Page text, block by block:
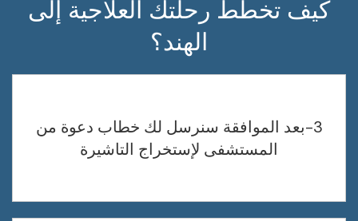
كيف تخطط رحلتك العلاجية إلى
الهند؟
3-بعد الموافقة سنرسل لك خطاب دعوة من
المستشفى لإستخراج التاشيرة